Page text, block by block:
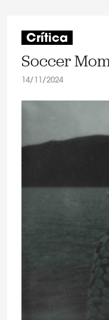
Crítica
Soccer
14/11/2024